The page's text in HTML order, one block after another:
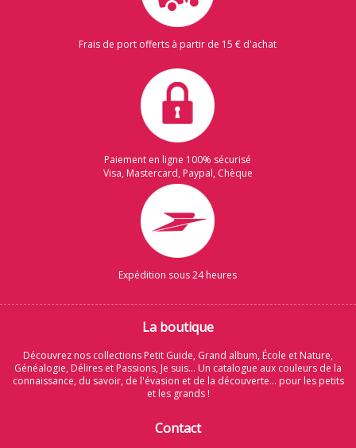
Frais de port offerts à partir de 15 € d'achat
Paiement en ligne 100% sécurisé
Visa, Mastercard, Paypal, Chèque
Expédition sous 24 heures
La boutique
Découvrez nos collections Petit Guide, Grand album, École et Nature,
Généalogie, Délires et Passions, Je suis... Un catalogue aux couleurs de la
connaissance, du savoir, de l'évasion et de la découverte... pour les petits
et les grands !
Contact